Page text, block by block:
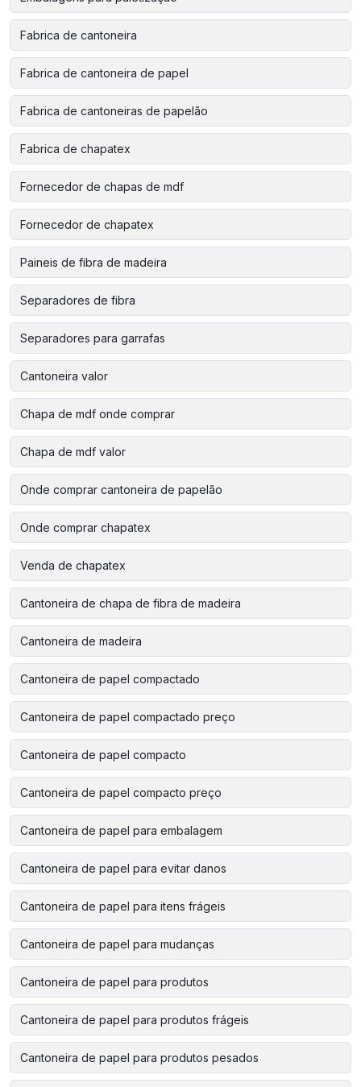
Fabrica de cantoneira
Fabrica de cantoneira de papel
Fabrica de cantoneiras de papelão
Fabrica de chapatex
Fornecedor de chapas de mdf
Fornecedor de chapatex
Paineis de fibra de madeira
Separadores de fibra
Separadores para garrafas
Cantoneira valor
Chapa de mdf onde comprar
Chapa de mdf valor
Onde comprar cantoneira de papelão
Onde comprar chapatex
Venda de chapatex
Cantoneira de chapa de fibra de madeira
Cantoneira de madeira
Cantoneira de papel compactado
Cantoneira de papel compactado preço
Cantoneira de papel compacto
Cantoneira de papel compacto preço
Cantoneira de papel para embalagem
Cantoneira de papel para evitar danos
Cantoneira de papel para itens frágeis
Cantoneira de papel para mudanças
Cantoneira de papel para produtos
Cantoneira de papel para produtos frágeis
Cantoneira de papel para produtos pesados